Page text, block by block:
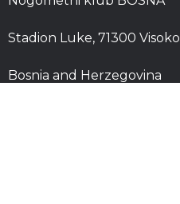
Stadion Luke, 71300 Visoko
Bosnia and Herzegovina